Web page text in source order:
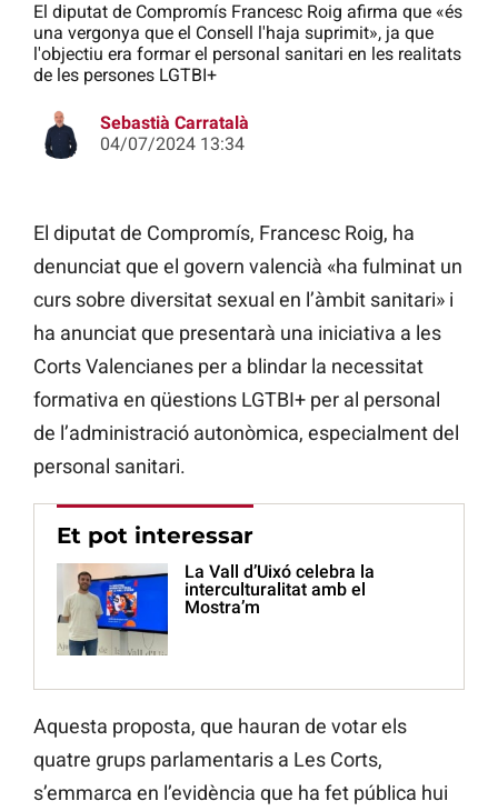
El diputat de Compromís Francesc Roig afirma que «és
una vergonya que el Consell l'haja suprimit», ja que
l'objectiu era formar el personal sanitari en les realitats
de les persones LGTBI+
Sebastià Carratalà
04/07/2024 13:34
El diputat de Compromís, Francesc Roig, ha
denunciat que el govern valencià «ha fulminat un
curs sobre diversitat sexual en l’àmbit sanitari» i
ha anunciat que presentarà una iniciativa a les
Corts Valencianes per a blindar la necessitat
formativa en qüestions LGTBI+ per al personal
de l’administració autonòmica, especialment del
personal sanitari.
Et pot interessar
La Vall d’Uixó celebra la
interculturalitat amb el
Mostra’m
Aquesta proposta, que hauran de votar els
quatre grups parlamentaris a Les Corts,
s’emmarca en l’evidència que ha fet pública hui